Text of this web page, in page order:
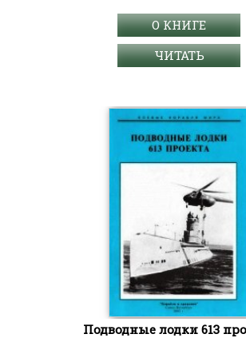
О КНИГЕ
ЧИТАТЬ
Подводные лодки 613